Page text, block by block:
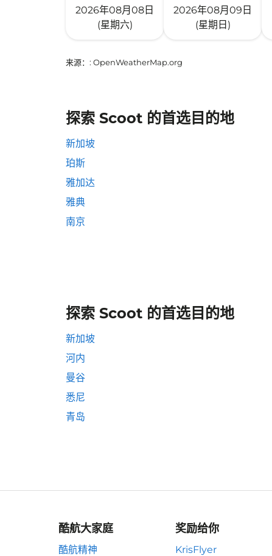
2026年08月08日
(星期六)
2026年08月09日
(星期日)
来源： : OpenWeatherMap.org
探索 Scoot 的首选目的地
新加坡
珀斯
雅加达
雅典
南京
探索 Scoot 的首选目的地
新加坡
河内
曼谷
悉尼
青岛
酷航大家庭
酷航精神
奖励给你
KrisFlyer